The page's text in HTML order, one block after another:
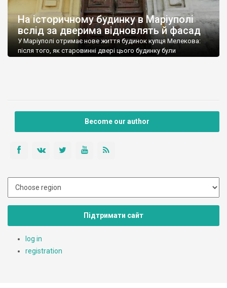
На історичному будинку в Маріуполі
вслід за дверима відновлять й фасад
У Маріуполі отримає нове життя будинок купця Мелекова:
після того, як старовинні двері цього будинку були
до господині, вона сказала, що ми надихнули її на […]
Become our author
Підтримати сайт
log in
registration